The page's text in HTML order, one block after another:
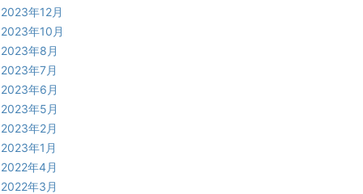
2023年12月
2023年10月
2023年8月
2023年7月
2023年6月
2023年5月
2023年2月
2023年1月
2022年4月
2022年3月